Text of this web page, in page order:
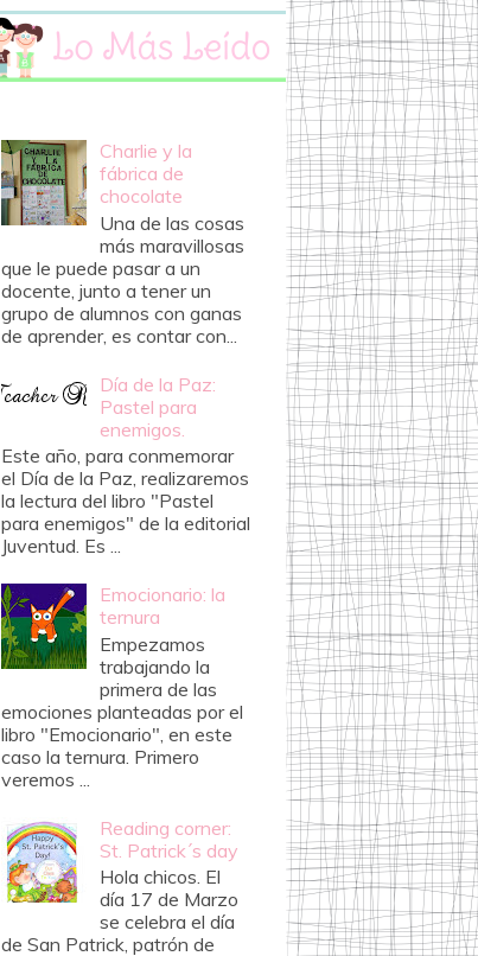
Charlie y la
fábrica de
chocolate
Una de las cosas
más maravillosas
que le puede pasar a un
docente, junto a tener un
grupo de alumnos con ganas
de aprender, es contar con...
Día de la Paz:
Pastel para
enemigos.
Este año, para conmemorar
el Día de la Paz, realizaremos
la lectura del libro "Pastel
para enemigos" de la editorial
Juventud. Es ...
Emocionario: la
ternura
Empezamos
trabajando la
primera de las
emociones planteadas por el
libro "Emocionario", en este
caso la ternura. Primero
veremos ...
Reading corner:
St. Patrick´s day
Hola chicos. El
día 17 de Marzo
se celebra el día
de San Patrick, patrón de